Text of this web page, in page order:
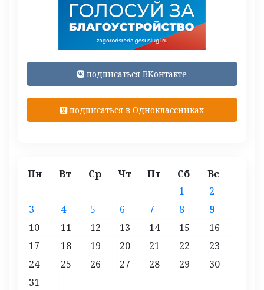
подписаться ВКонтакте
подписаться в Одноклассниках
Пн Вт Ср Чт Пт Сб Вс
1
2
3
4 5 6 7 8
9
10
11 12 13 14 15
16
17
18 19 20 21 22
23
24
25 26 27 28 29
30
31